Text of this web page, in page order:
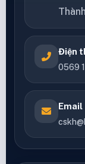
Điện
0569
Email